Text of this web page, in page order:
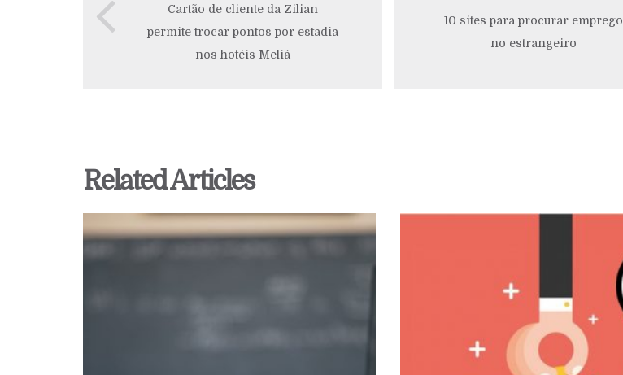
Cartão de cliente da Zilian
permite trocar pontos por estadia
nos hotéis Meliá
10 sites para procurar emprego
no estrangeiro
Related Articles